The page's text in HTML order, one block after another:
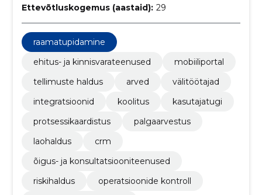
Ettevõtluskogemus (aastaid): 29
raamatupidamine
ehitus- ja kinnisvarateenused
mobiiliportal
tellimuste haldus
arved
välitöötajad
integratsioonid
koolitus
kasutajatugi
protsessikaardistus
palgaarvestus
laohaldus
crm
õigus- ja konsultatsiooniteenused
riskihaldus
operatsioonide kontroll